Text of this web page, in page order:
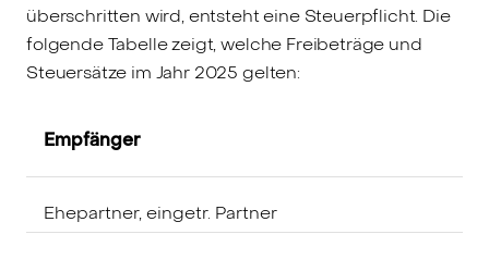
überschritten wird, entsteht eine Steuerpflicht. Die
folgende Tabelle zeigt, welche Freibeträge und
Steuersätze im Jahr 2025 gelten:
Empfänger
Ehepartner, eingetr. Partner